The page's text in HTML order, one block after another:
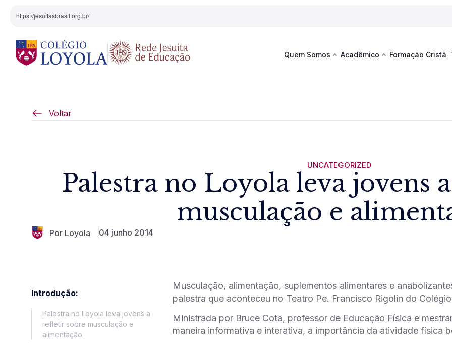
https://jesuitasbrasil.org.br/
Quem Somos
Pedagogia Inaciana Documentos Institucionais
Ver
Acadêmico Formação Cristã
Voltar
UNCATEGORIZED
Palestra no Loyola leva jovens
musculação e
Por Loyola 04 junho 2014
Introdução:
Palestra no Loyola leva jovens a
refletir sobre musculação e
alimentação
Musculação, alimentação, suplementos alimentares e
palestra que aconteceu no Teatro Pe. Francisco Rigolin do
Ministrada por Bruce Cota, professor de Educação Física e
maneira informativa e interativa, a importância da atividade física